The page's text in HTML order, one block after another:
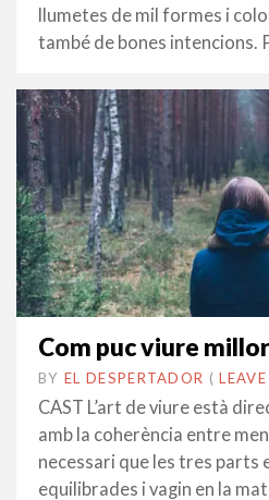
llumetes de mil formes i
també de bones intencions.
Com puc viure
BY EL DESPERTADOR ON
25
GENER
•(
CAST L’art de viure està
amb la coherència entre
necessari que les tres
equilibrades i vagin en la